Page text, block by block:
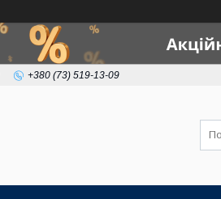
+380 (73) 519-13-09